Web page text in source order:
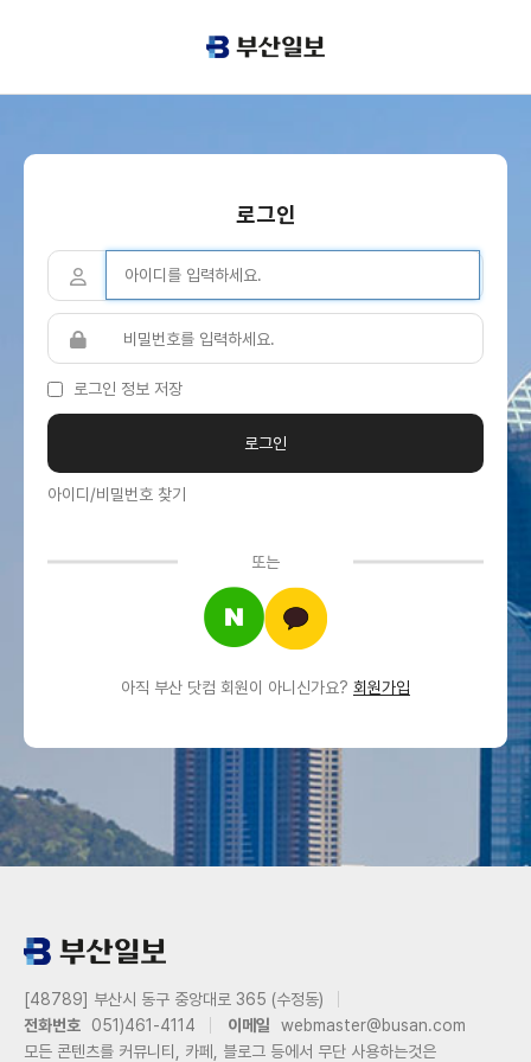
로그인
로그인 정보 저장
아이디/비밀번호 찾기
또는
아직 부산 닷컴 회원이 아니신가요? 회원가입
[48789] 부산시 동구 중앙대로 365 (수정동)
전화번호
051)461-4114 이메일
webmaster@busan.com
모든 콘텐츠를 커뮤니티, 카페, 블로그 등에서 무단 사용하는것은